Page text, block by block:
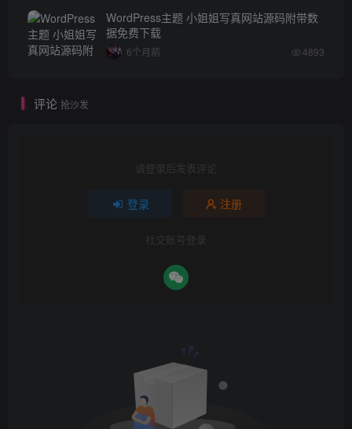
WordPress主题 小姐姐写真网站源码附带数
据免费下载
6个月前 4893
评论 抢沙发
请登录后发表评论
登录 注册
社交账号登录